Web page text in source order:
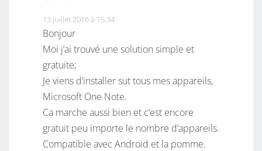
13 juillet 2016 à 15:34
Bonjour
Moi j’ai trouvé une solution simple et
gratuite;
Je viens d’installer sut tous mes appareils,
Microsoft One Note.
Ca marche aussi bien et c’est encore
gratuit peu importe le nombre d’appareils.
Compatible avec Android et la pomme.